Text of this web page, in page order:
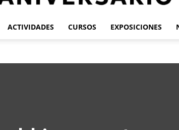
ACTIVIDADES CURSOS EXPOSICIONES